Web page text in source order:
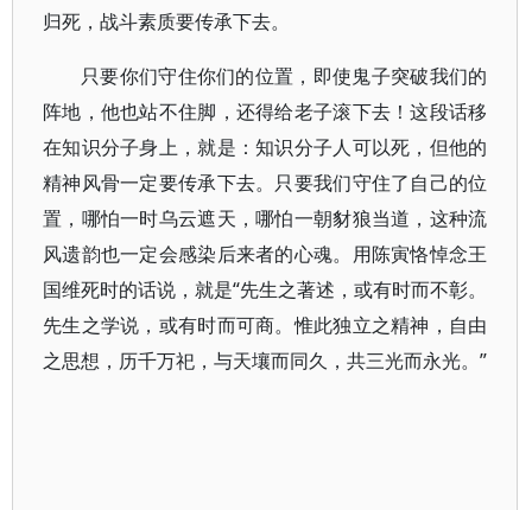
归死，战斗素质要传承下去。
只要你们守住你们的位置，即使鬼子突破我们的
阵地，他也站不住脚，还得给老子滚下去！这段话移
在知识分子身上，就是：知识分子人可以死，但他的
精神风骨一定要传承下去。只要我们守住了自己的位
置，哪怕一时乌云遮天，哪怕一朝豺狼当道，这种流
风遗韵也一定会感染后来者的心魂。用陈寅恪悼念王
国维死时的话说，就是“先生之著述，或有时而不彰。
先生之学说，或有时而可商。惟此独立之精神，自由
之思想，历千万祀，与天壤而同久，共三光而永光。”